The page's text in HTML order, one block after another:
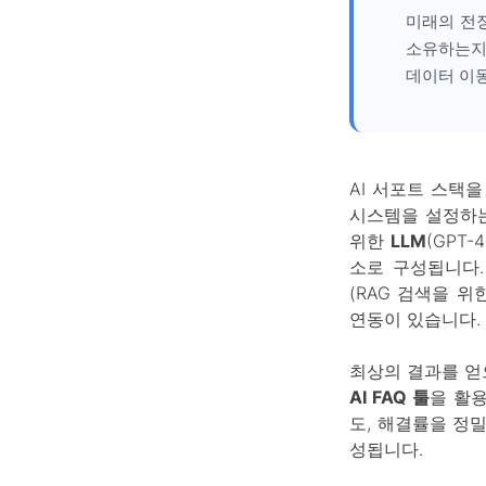
미래의 전
소유하는
데이터 이
AI 서포트 스택
시스템을 설정
위한 LLM(GPT-
소로 구성됩니
(RAG 검색을 위
연동이 있습니다.
최상의 결과를
AI FAQ 툴을 활
도, 해결률을 정
성됩니다.